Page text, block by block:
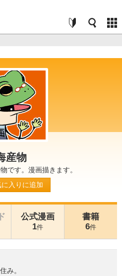
産物
です。漫画描きます。
入りに追加
公式漫画
1件
書籍
6件
み。